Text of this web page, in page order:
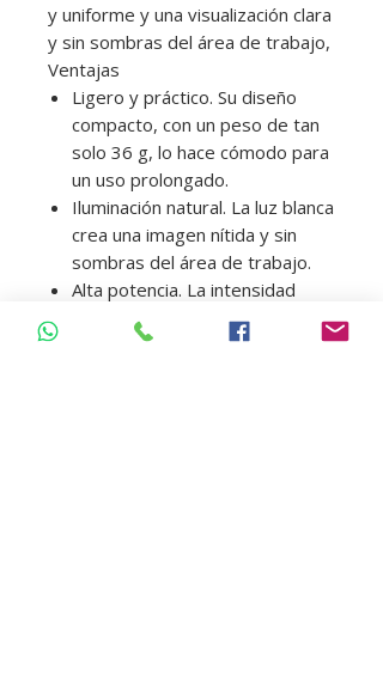
y uniforme y una visualización clara
y sin sombras del área de trabajo,
Ventajas
Ligero y práctico. Su diseño
compacto, con un peso de tan
solo 36 g, lo hace cómodo para
un uso prolongado.
Iluminación natural. La luz blanca
crea una imagen nítida y sin
sombras del área de trabajo.
Alta potencia. La intensidad
luminosa máxima alcanza los
23.000 lux.